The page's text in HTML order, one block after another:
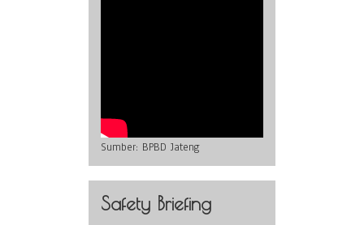
Sumber: BPBD Jateng
Safety Briefing